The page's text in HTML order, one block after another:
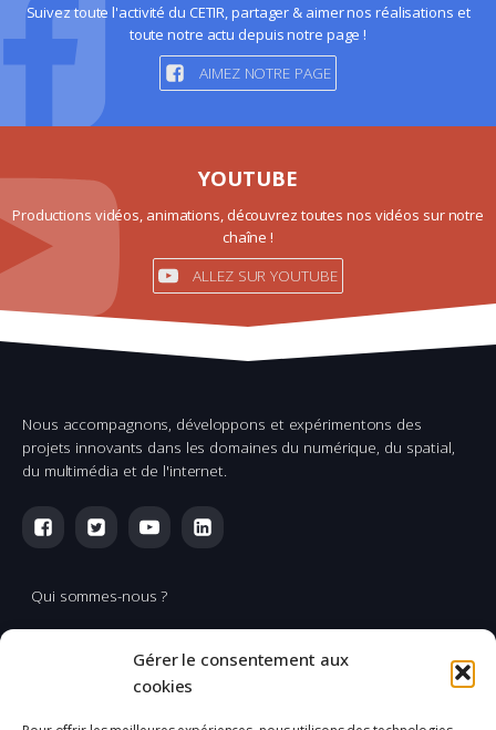
Gérer le consentement aux
cookies
Suivez toute l'activité du CETIR, partager & aimer nos réalisations et
toute notre actu depuis notre page !
AIMEZ NOTRE PAGE
YOUTUBE
Productions vidéos, animations, découvrez toutes nos vidéos sur notre
chaîne !
ALLEZ SUR YOUTUBE
Nous accompagnons, développons et expérimentons des
projets innovants dans les domaines du numérique, du spatial,
du multimédia et de l'internet.
Qui sommes-nous ?
Multimédia
Réalisation & production vidéo